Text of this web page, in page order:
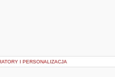
I PERSONALIZACJA